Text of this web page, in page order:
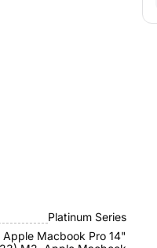
Platinum Series
Apple Macbook Pro 14"